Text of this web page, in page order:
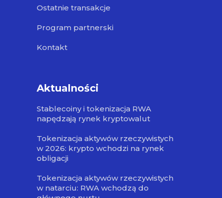
Ostatnie transakcje
Program partnerski
Kontakt
Aktualności
Stablecoiny i tokenizacja RWA
napędzają rynek kryptowalut
Tokenizacja aktywów rzeczywistych
w 2026: krypto wchodzi na rynek
obligacji
Tokenizacja aktywów rzeczywistych
w natarciu: RWA wchodzą do